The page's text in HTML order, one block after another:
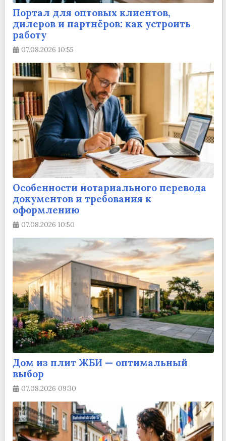
Портал для оптовых клиентов,
дилеров и партнёров: как устроить
работу
07.08.2026 10:55
Особенности нотариального перевода
документов и требования к
оформлению
07.08.2026 10:50
Дом из плит ЖБИ — оптимальный
выбор
07.08.2026 09:30